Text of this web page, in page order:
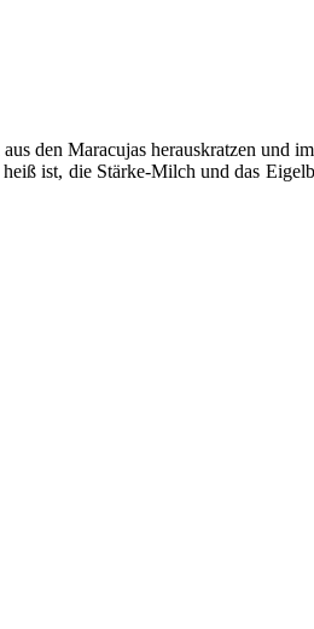
den Maracujas herauskratzen und
ist, die Stärke-Milch und das